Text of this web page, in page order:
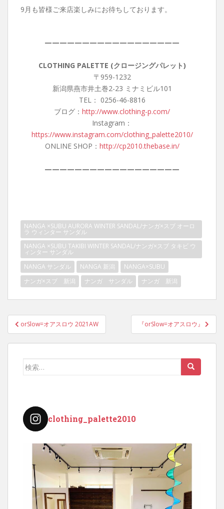
9月も皆様ご来店楽しみにお待ちしております。
——————————————————
CLOTHING PALETTE (クロージングパレット)
〒959-1232
新潟県燕市井土巻2-23 ミナミビル101
TEL： 0256-46-8816
ブログ： http://www.clothing-p.com/
Instagram：
https://www.instagram.com/clothing_palette2010/
ONLINE SHOP： http://cp2010.thebase.in/
——————————————————
NANGA ×SUBU AURORA WINTER SANDAL/ナンガ×スブ オーロ
ラ ウィンター サンダル
NANGA ×SUBU TAKIBI WINTER SANDAL/ナンガ×スブ タキビ ウ
ィンター サンダル
NANGA サンダル
NANGA 新潟
NANGA×SUBU
ナンガ×スブ 新潟
ナンガ サンダル ナンガ 新潟
投
稿
ナ
orSlow=オアスロウ 2021AW 『orSlow=オアスロウ』
検
clothing_palette2010